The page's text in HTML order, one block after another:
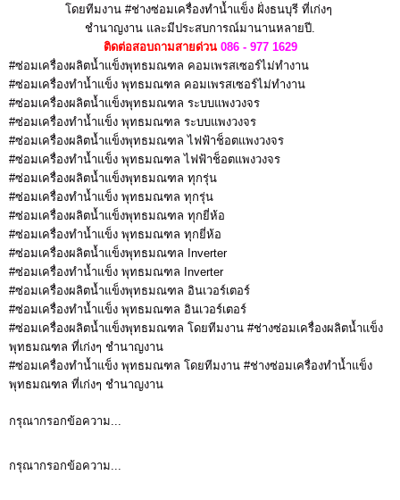
โดยทีมงาน #ช่างซ่อมเครื่องทำน้ำแข็ง ฝั่งธนบุรี ที่เก่งๆ
ชำนาญงาน และมีประสบการณ์มานานหลายปี.
ติดต่อสอบถามสายด่วน 086 - 977 1629
#ซ่อมเครื่องผลิตน้ำแข็งพุทธมณฑล คอมเพรสเซอร์ไม่ทำงาน
#ซ่อมเครื่องทำน้ำแข็ง พุทธมณฑล คอมเพรสเซอร์ไม่ทำงาน
#ซ่อมเครื่องผลิตน้ำแข็งพุทธมณฑล ระบบแพงวงจร
#ซ่อมเครื่องทำน้ำแข็ง พุทธมณฑล ระบบแพงวงจร
#ซ่อมเครื่องผลิตน้ำแข็งพุทธมณฑล ไฟฟ้าช็อตแพงวงจร
#ซ่อมเครื่องทำน้ำแข็ง พุทธมณฑล ไฟฟ้าช็อตแพงวงจร
#ซ่อมเครื่องผลิตน้ำแข็งพุทธมณฑล ทุกรุ่น
#ซ่อมเครื่องทำน้ำแข็ง พุทธมณฑล ทุกรุ่น
#ซ่อมเครื่องผลิตน้ำแข็งพุทธมณฑล ทุกยี่ห้อ
#ซ่อมเครื่องทำน้ำแข็ง พุทธมณฑล ทุกยี่ห้อ
#ซ่อมเครื่องผลิตน้ำแข็งพุทธมณฑล Inverter
#ซ่อมเครื่องทำน้ำแข็ง พุทธมณฑล Inverter
#ซ่อมเครื่องผลิตน้ำแข็งพุทธมณฑล อินเวอร์เตอร์
#ซ่อมเครื่องทำน้ำแข็ง พุทธมณฑล อินเวอร์เตอร์
#ซ่อมเครื่องผลิตน้ำแข็งพุทธมณฑล โดยทีมงาน #ช่างซ่อมเครื่องผลิตน้ำแข็ง
พุทธมณฑล ที่เก่งๆ ชำนาญงาน
#ซ่อมเครื่องทำน้ำแข็ง พุทธมณฑล โดยทีมงาน #ช่างซ่อมเครื่องทำน้ำแข็ง
พุทธมณฑล ที่เก่งๆ ชำนาญงาน
กรุณากรอกข้อความ...
กรุณากรอกข้อความ...